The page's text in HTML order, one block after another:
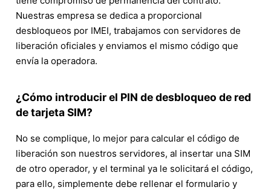
Nuestras empresa se dedica a proporcional
desbloqueos por IMEI, trabajamos con servidores de
liberación oficiales y enviamos el mismo código que
envía la operadora.
¿Cómo introducir el PIN de desbloqueo de red
de tarjeta SIM?
No se complique, lo mejor para calcular el código de
liberación son nuestros servidores, al insertar una SIM
de otro operador, y el terminal ya le solicitará el código,
para ello, simplemente debe rellenar el formulario y